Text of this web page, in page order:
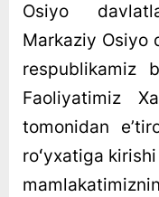
Osiyo
Markaziy Osiyo
respublikamiz
Faoliyatimiz
tomonidan
roʻyxatiga